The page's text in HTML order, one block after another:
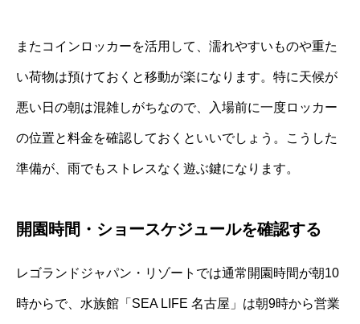
またコインロッカーを活用して、濡れやすいものや重た
い荷物は預けておくと移動が楽になります。特に天候が
悪い日の朝は混雑しがちなので、入場前に一度ロッカー
の位置と料金を確認しておくといいでしょう。こうした
準備が、雨でもストレスなく遊ぶ鍵になります。
開園時間・ショースケジュールを確認する
レゴランドジャパン・リゾートでは通常開園時間が朝10
時からで、水族館「SEA LIFE 名古屋」は朝9時から営業